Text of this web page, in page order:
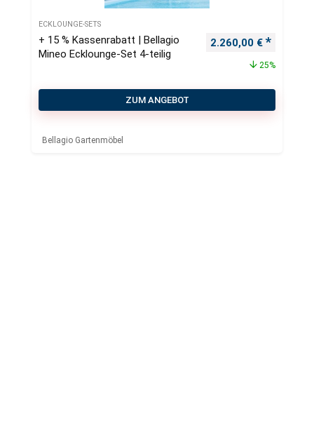
ECKLOUNGE-SETS
+ 15 % Kassenrabatt | Bellagio
Mineo Ecklounge-Set 4-teilig
Ursprünglicher
2.260,00 €
25%
ZUM ANGEBOT
Bellagio Gartenmöbel